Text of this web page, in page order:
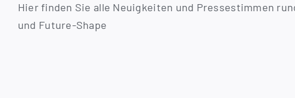
Hier fin­den Sie alle Neu­ig­kei­ten und Pres­se­stim­men
und Future-Shape